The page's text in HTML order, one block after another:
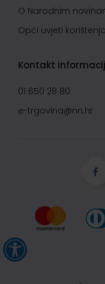
O Narodnim
Opći uvjeti korištenja
Kontakt
01 650 28 80
e-trgovina@nn.hr